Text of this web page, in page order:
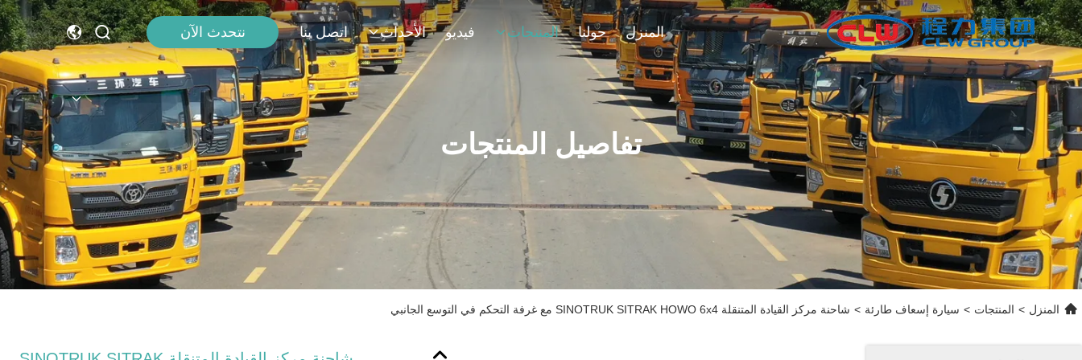
المنزل حولنا المنتجات فيديو الأحداث اتصل بنا نتحدث الآن
تفاصيل المنتجات
المنزل > المنتجات > سيارة إسعاف طارئة > شاحنة مركز القيادة المتنقلة SINOTRUK SITRAK HOWO 6x4 مع غرفة التحكم في التوسع الجانبي